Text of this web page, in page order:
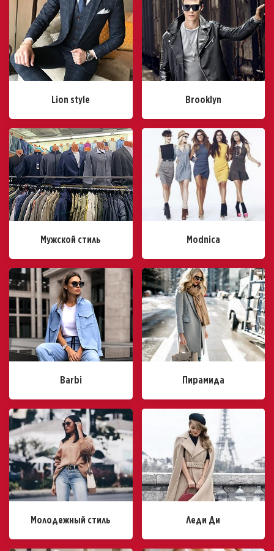
Lion style Brooklyn
Мужской стиль Modnica
Barbi Пирамида
Молодежный стиль Леди Ди